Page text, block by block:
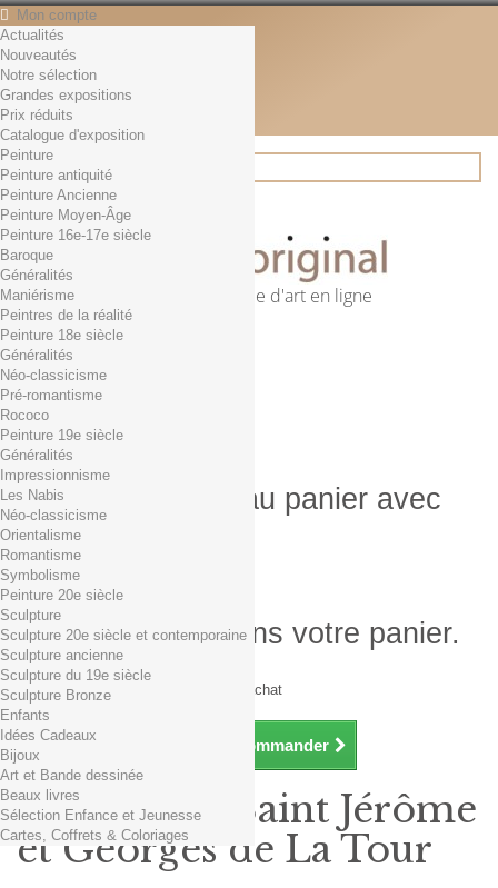
Mon compte
Contact
Français
English
Français
Actualités
Rechercher
Première librairie d'art en ligne
Panier (vide)
Aucun produit
0,01€ dès 29€ d'achat
0,00 € Total
Commander
Produit ajouté au panier avec
succès
Quantité
Total
Il y a 1 produit dans votre panier.
Total produits TTC
Frais de port TTC
0,01€ dès 29€ d'achat
Total TTC
Continuer mes achats Commander
Actualités
Nouveautés
Notre sélection
Grandes expositions
Prix réduits
Catalogue d'exposition
Peinture
Peinture antiquité
Peinture Ancienne
Peinture Moyen-Âge
Peinture 16e-17e siècle
Baroque
Généralités
Maniérisme
Peintres de la réalité
Peinture 18e siècle
Généralités
Néo-classicisme
Pré-romantisme
Rococo
Peinture 19e siècle
Généralités
Impressionnisme
Les Nabis
Néo-classicisme
Orientalisme
Romantisme
Symbolisme
Peinture 20e siècle
Sculpture
Sculpture 20e siècle et contemporaine
Sculpture ancienne
Sculpture du 19e siècle
Sculpture Bronze
Enfants
Idées Cadeaux
Bijoux
Art et Bande dessinée
Beaux livres
Sélection Enfance et Jeunesse
Cartes, Coffrets & Coloriages
Exposition Saint Jérôme
et Georges de La Tour